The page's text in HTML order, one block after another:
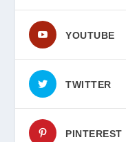
YOUTUBE
TWITTER
PINTEREST